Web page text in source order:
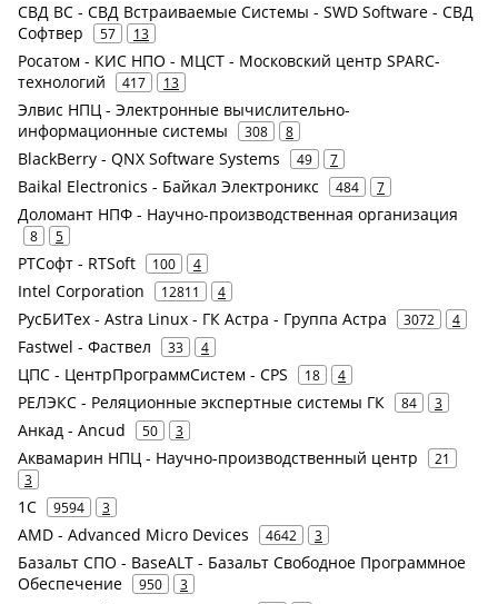
СВД ВС - СВД Встраиваемые Системы - SWD Software - СВД
Софтвер
57 13
Росатом - КИС НПО - МЦСТ - Московский центр SPARC-
технологий
417 13
Элвис НПЦ - Электронные вычислительно-
информационные системы
308 8
BlackBerry - QNX Software Systems 49 7
Baikal Electronics - Байкал Электроникс 484 7
Доломант НПФ - Научно-производственная организация
8 5
РТСофт - RTSoft 100 4
Intel Corporation 12811 4
РусБИТех - Astra Linux - ГК Астра - Группа Астра 3072 4
Fastwel - Фаствел 33 4
ЦПС - ЦентрПрограммСистем - CPS 18 4
РЕЛЭКС - Реляционные экспертные системы ГК 84 3
Анкад - Ancud 50 3
Аквамарин НПЦ - Научно-производственный центр
21
3
1С 9594 3
AMD - Advanced Micro Devices 4642 3
Базальт СПО - BaseALT - Базальт Свободное Программное
Обеспечение
950 3